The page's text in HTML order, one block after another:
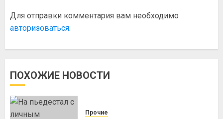
Для отправки комментария вам необходимо
авторизоваться.
ПОХОЖИЕ НОВОСТИ
Прочие